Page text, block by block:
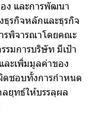
ง และการพัฒนา
รกิจหลักและธุรกิจ
รพิจารณาโดยคณะ
รมการบริษัท มีเป้า
ละเพิ่มมูลค่าของ
ดชอบทั้งการกำหนด
ยุทธ์ให้บรรลุผล